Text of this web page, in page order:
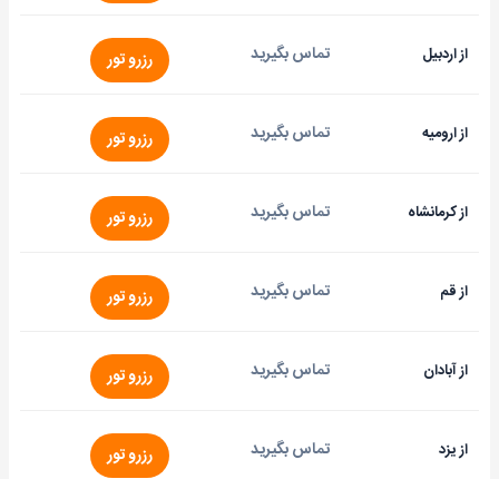
از اردبیل تماس بگیرید رزرو تور
از ارومیه تماس بگیرید رزرو تور
از کرمانشاه تماس بگیرید رزرو تور
از قم تماس بگیرید رزرو تور
از آبادان تماس بگیرید رزرو تور
از یزد تماس بگیرید رزرو تور